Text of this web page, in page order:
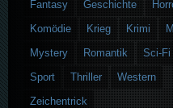
Fantasy
Geschichte
Komödie
Krieg Krimi
Mystery
Romantik
Sci-Fi
Sport
Thriller
Western
Zeichentrick